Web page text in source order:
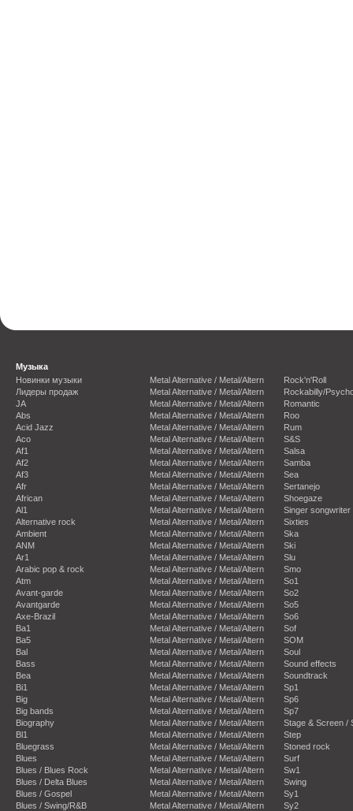
Музыка
Новинки музыки
Лидеры продаж
JA
Abs
Acid Jazz
Aco
Af1
Af2
Af3
Afr
African
Al1
Alternative rock
Ambient
ANM
Ar1
Arabic pop & rock
Atm
Avant-garde
Avantgarde
Axe-Brazil
Ba1
Ba5
Bal
Bass
Bea
Bi1
Big
Big bands
Biography
Bl1
Bluegrass
Blues
Blues / Blues Rock
Blues / Delta Blues
Blues / Gospel
Blues / Swing/R&B
Metal Alternative / Metal/Altern
Metal Alternative / Metal/Altern
Metal Alternative / Metal/Altern
Metal Alternative / Metal/Altern
Metal Alternative / Metal/Altern
Metal Alternative / Metal/Altern
Metal Alternative / Metal/Altern
Metal Alternative / Metal/Altern
Metal Alternative / Metal/Altern
Metal Alternative / Metal/Altern
Metal Alternative / Metal/Altern
Metal Alternative / Metal/Altern
Metal Alternative / Metal/Altern
Metal Alternative / Metal/Altern
Metal Alternative / Metal/Altern
Metal Alternative / Metal/Altern
Metal Alternative / Metal/Altern
Metal Alternative / Metal/Altern
Metal Alternative / Metal/Altern
Metal Alternative / Metal/Altern
Metal Alternative / Metal/Altern
Metal Alternative / Metal/Altern
Metal Alternative / Metal/Altern
Metal Alternative / Metal/Altern
Metal Alternative / Metal/Altern
Metal Alternative / Metal/Altern
Metal Alternative / Metal/Altern
Metal Alternative / Metal/Altern
Metal Alternative / Metal/Altern
Metal Alternative / Metal/Altern
Metal Alternative / Metal/Altern
Metal Alternative / Metal/Altern
Metal Alternative / Metal/Altern
Metal Alternative / Metal/Altern
Metal Alternative / Metal/Altern
Metal Alternative / Metal/Altern
Metal Alternative / Metal/Altern
Rock'n'Roll
Rockabilly/
Romantic
Roo
Rum
S&S
Salsa
Samba
Sea
Sertanejo
Shoegaze
Singer songwriter
Sixties
Ska
Ski
Slu
Smo
So1
So2
So5
So6
Sof
SOM
Soul
Sound effects
Soundtrack
Sp1
Sp6
Sp7
Stage & Screen /
Step
Stoned rock
Surf
Sw1
Swing
Sy1
Sy2